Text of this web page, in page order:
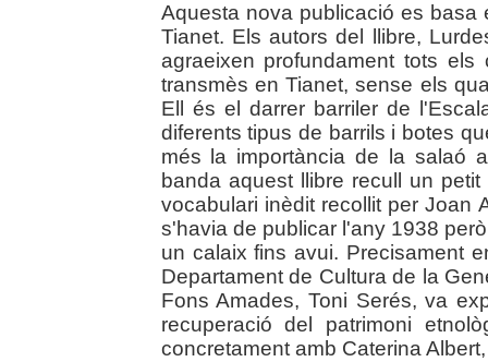
Aquesta nova publicació es basa
Tianet. Els autors del llibre,
agraeixen profundament tots
transmès en Tianet, sense els
Ell és el darrer barriler de
diferents tipus de barrils i botes
més la importància de la salaó
banda aquest llibre recull un
vocabulari inèdit recollit per Joan
s'havia de publicar l'any 1938
un calaix fins avui. Precisament
Departament de Cultura de la
Fons Amades, Toni Serés, va
recuperació del patrimoni
concretament amb Caterina